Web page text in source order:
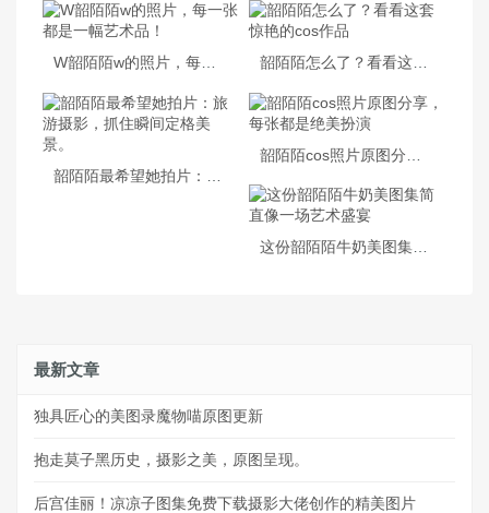
W韶陌陌w的照片，每一张都是一幅艺术品！ 韶陌陌怎么了？看看这套惊艳的cos作品
这份韶陌陌牛奶美图集简直像一场艺术盛宴
最新文章
独具匠心的美图录魔物喵原图更新
抱走莫子黑历史，摄影之美，原图呈现。
后宫佳丽！凉凉子图集免费下载摄影大佬创作的精美图片